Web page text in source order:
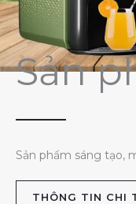
Sản
Sản phẩm sáng tạo,
THÔNG TIN CHI